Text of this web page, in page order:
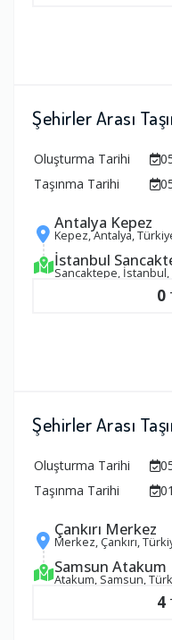
Şehirler Arası
Oluşturma Tarihi
Taşınma Tarihi
Antalya Kepez
Kepez, Antalya,
İstanbul
Sancaktepe, İstanbul,
0
Şehirler Arası
Oluşturma Tarihi
Taşınma Tarihi
Çankırı Merkez
Merkez, Çankırı,
Samsun Atakum
Atakum, Samsun,
4